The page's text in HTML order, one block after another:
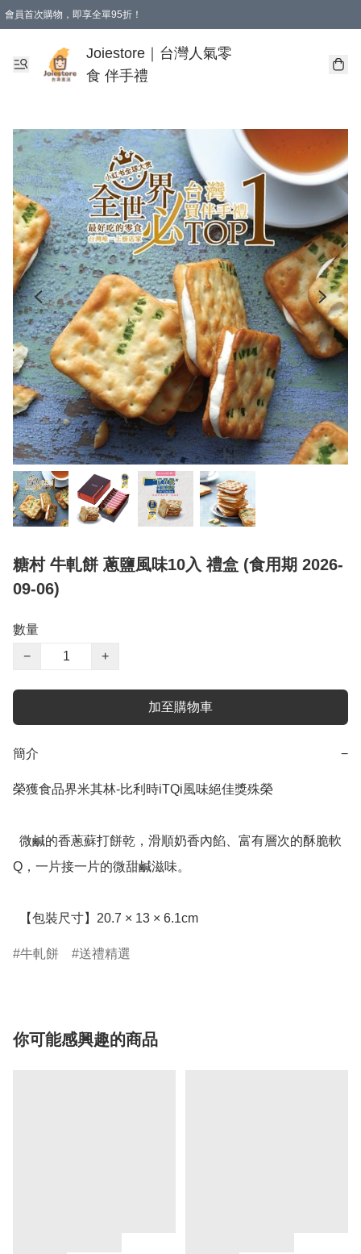
會員首次購物，即享全單95折！
購物滿 HKD 350.00即享免運費優惠！（適用於 本地送貨、本地取貨 )
Joiestore｜台灣人氣零
食 伴手禮
糖村 牛軋餅 蔥鹽風味10入 禮盒 (食用期 2026-
09-06)
數量
−
+
加至購物車
簡介 −
榮獲食品界米其林-比利時iTQi風味絕佳獎殊榮
Q，一片接一片的微甜鹹滋味。
  【包裝尺寸】20.7 × 13 × 6.1cm
牛軋餅 送禮精選
你可能感興趣的商品